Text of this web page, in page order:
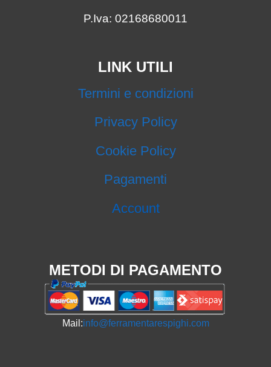
P.Iva: 02168680011
LINK UTILI
Termini e condizioni
Privacy Policy
Cookie Policy
Pagamenti
Account
METODI DI PAGAMENTO
Mail:info@ferramentarespighi.com